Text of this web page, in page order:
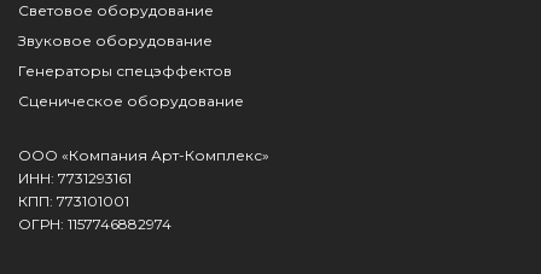
Световое оборудование
Звуковое оборудование
Генераторы спецэффектов
Сценическое оборудование
ООО «Компания Арт-Комплекс»
ИНН: 7731293161
КПП: 773101001
ОГРН: 1157746882974